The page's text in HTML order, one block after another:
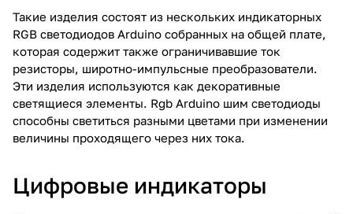
Такие изделия состоят из нескольких индикаторных
RGB светодиодов Arduino собранных на общей плате,
которая содержит также ограничивавшие ток
резисторы, широтно-импульсные преобразователи.
Эти изделия используются как декоративные
светящиеся элементы. Rgb Аrduino шим светодиоды
способны светиться разными цветами при изменении
величины проходящего через них тока.
Цифровые индикаторы